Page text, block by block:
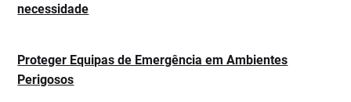
necessidade
Proteger Equipas de Emergência em Ambientes
Perigosos